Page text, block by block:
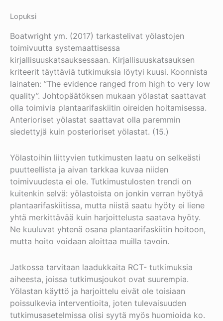
Lopuksi
Boatwright ym. (2017) tarkastelivat yölastojen
toimivuutta systemaattisessa
kirjallisuuskatsauksessaan. Kirjallisuuskatsauksen
kriteerit täyttäviä tutkimuksia löytyi kuusi. Koonnista
lainaten: ”The evidence ranged from high to very low
quality”. Johtopäätöksen mukaan yölastat saattavat
olla toimivia plantaarifaskiitin oireiden hoitamisessa.
Anterioriset yölastat saattavat olla paremmin
siedettyjä kuin posterioriset yölastat. (15.)
Yölastoihin liittyvien tutkimusten laatu on selkeästi
puutteellista ja aivan tarkkaa kuvaa niiden
toimivuudesta ei ole. Tutkimustulosten trendi on
kuitenkin selvä: yölastoista on jonkin verran hyötyä
plantaarifaskiitissa, mutta niistä saatu hyöty ei liene
yhtä merkittävää kuin harjoittelusta saatava hyöty.
Ne kuuluvat yhtenä osana plantaarifaskiitin hoitoon,
mutta hoito voidaan aloittaa muilla tavoin.
Jatkossa tarvitaan laadukkaita RCT- tutkimuksia
aiheesta, joissa tutkimusjoukot ovat suurempia.
Yölastan käyttö ja harjoittelu eivät ole toisiaan
poissulkevia interventioita, joten tulevaisuuden
tutkimusasetelmissa olisi syytä myös huomioida ko.